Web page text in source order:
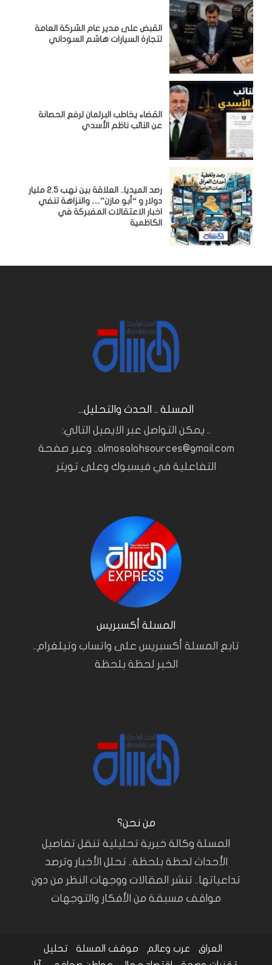
القبض على مدير عام الشركة العامة
لتجارة السيارات هاشم السوداني
القضاء يخاطب البرلمان لرفع الحصانة
عن النائب ناظم الأسدي
رصد الميديا.. العلاقة بين نهب 2.5 مليار
دولار و “أبو مازن”… والنزاهة تنفي
اخبار الاعتقالات المفبركة في
الكاظمية
المسلة .. الحدث والتحليل...
.. يمكن التواصل عبر الايميل التالي:
almasalahsources@gmail.com.. وعبر صفحة
التفاعلية في فيسبوك وعلى تويتر
المسلة أكسبريس
تابع المسلة أكسبريس على واتساب وتيلغرام..
الخبر لحظة بلحظة
من نحن؟
المسلة وكالة خبرية تحليلية تنقل تفاصيل
الأحداث لحظة بلحظة.. تحلل الأخبار وترصد
تداعياتها.. تنشر المقالات ووجهات النظر من دون
مواقف مسبقة من الأفكار والتوجهات
العراق عرب وعالم موقف المسلة
تحليل